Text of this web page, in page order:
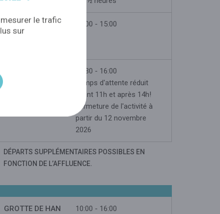
PARC ANIMALIER
« SENTIER
10:00 - 15:00
09:30 - 16:00
Temps d'attente réduit
avant 11h et après 14h!
Fermeture de l'activité à
partir du 12 novembre
2026
DÉPARTS SUPPLÉMENTAIRES POSSIBLES EN
FONCTION DE L’AFFLUENCE.
GROTTE DE HAN
10:00 - 16:00
le trafic
sur